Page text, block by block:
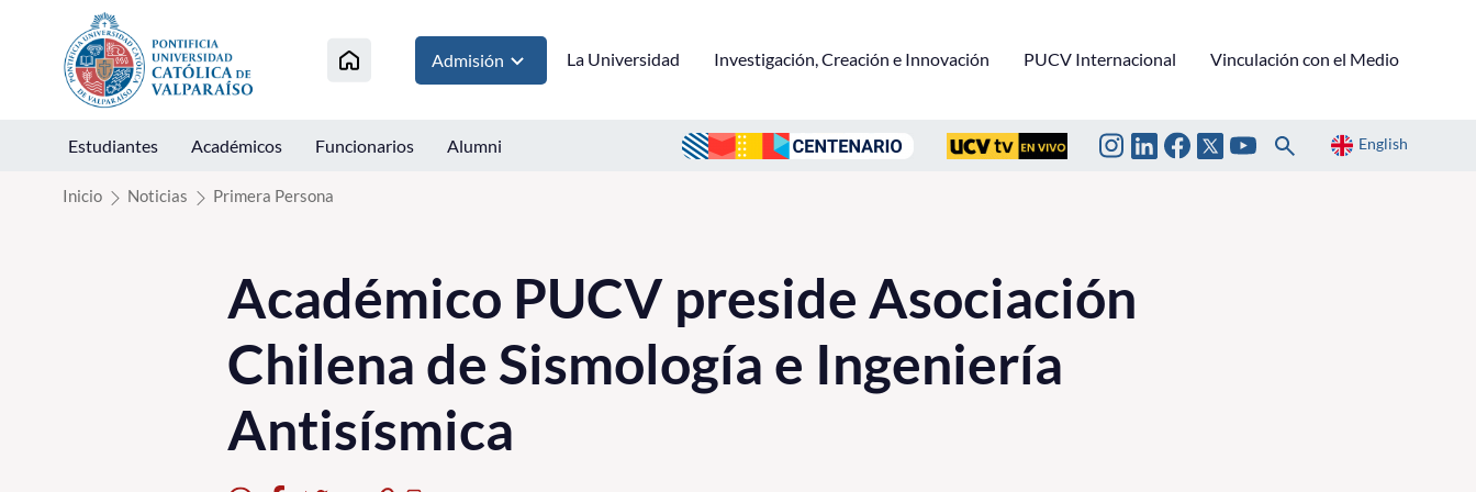
Click acá para ir directamente al contenido
Admisión La Universidad Investigación, Creación e Innovación PUCV Internacional Vinculación con el Medio
Estudiantes Académicos Funcionarios Alumni English
Inicio Noticias Primera Persona
Académico PUCV preside Asociación
Chilena de Sismología e Ingeniería
Antisísmica